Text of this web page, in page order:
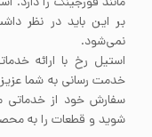
نمی‌شود.
استیل رخ با ارائه
خدمت رسانی به شما
سفارش خود از
شوید و قطعات را به